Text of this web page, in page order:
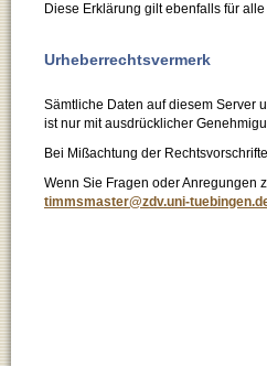
Diese Erklärung gilt ebenfalls für
Urheberrechtsvermerk
Sämtliche Daten auf diesem Server
ist nur mit ausdrücklicher
Bei Mißachtung der
Wenn Sie Fragen oder Anregungen
timmsmaster@zdv.uni-